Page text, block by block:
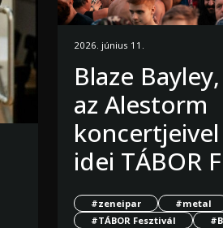
2026. június 11.
Blaze
az Alestorm
idei TÁBOR
#zeneipar
#metal
#TÁBOR Fesztivál